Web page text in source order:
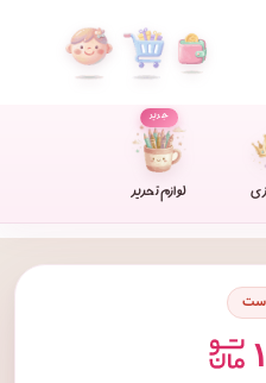
لوازم تحریر
جدید
است